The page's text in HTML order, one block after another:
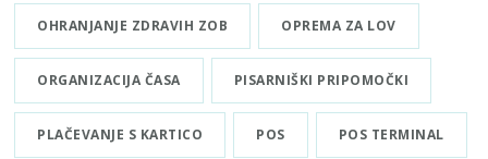
OHRANJANJE ZDRAVIH ZOB OPREMA ZA LOV
ORGANIZACIJA ČASA PISARNIŠKI PRIPOMOČKI
PLAČEVANJE S KARTICO POS POS TERMINAL